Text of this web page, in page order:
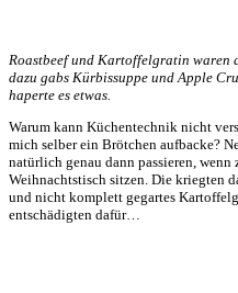
Roastbeef und Kartoffelgratin waren
dazu gabs Kürbissuppe und Apple
haperte es etwas.
Warum kann Küchentechnik nicht
mich selber ein Brötchen aufbacke?
natürlich genau dann passieren, wenn
Weihnachtstisch sitzen. Die kriegten
und nicht komplett gegartes
entschädigten dafür…